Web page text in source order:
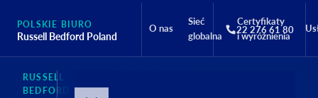
POLSKIE BIURO
Russell Bedford Poland
O nas
Sieć
globalna
Certyfikaty
i wyróżnienia
22 276 61 80
RUSSELL
BEDFORD